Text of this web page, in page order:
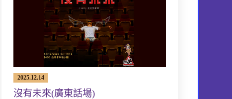
2025.12.14
沒有未來(廣東話場)